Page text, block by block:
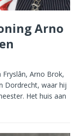
Arno
Arno Brok,
Dordrecht, waar hij
Het huis aan